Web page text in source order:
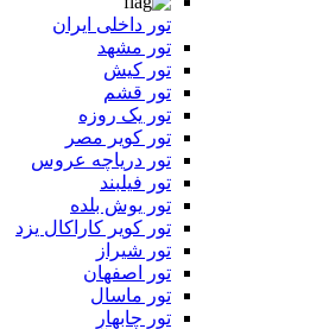
تور داخلی ایران
تور مشهد
تور کیش
تور قشم
تور یک روزه
تور کویر مصر
تور دریاچه عروس
تور فیلبند
تور یوش بلده
تور کویر کاراکال یزد
تور شیراز
تور اصفهان
تور ماسال
تور چابهار